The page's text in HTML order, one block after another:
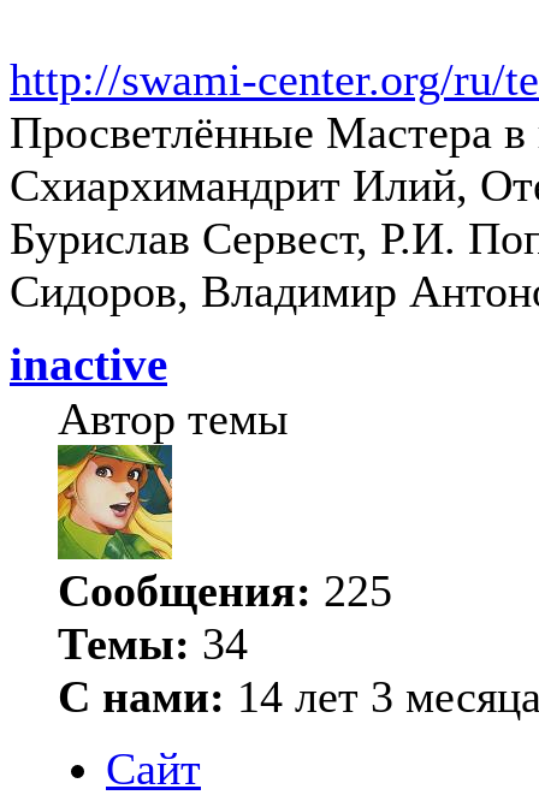
http://swami-center.org/ru/
Просветлённые Мастера
Схиархимандрит Илий,
Бурислав Сервест, Р.И.
Сидоров, Владимир
inactive
Автор темы
Сообщения: 225
Темы: 34
С нами: 14 лет 3
Сайт